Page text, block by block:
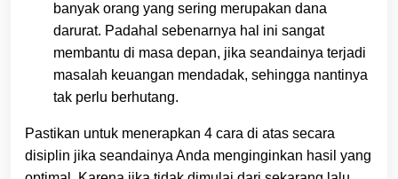
banyak orang yang sering merupakan dana
darurat. Padahal sebenarnya hal ini sangat
membantu di masa depan, jika seandainya terjadi
masalah keuangan mendadak, sehingga nantinya
tak perlu berhutang.
Pastikan untuk menerapkan 4 cara di atas secara
disiplin jika seandainya Anda menginginkan hasil yang